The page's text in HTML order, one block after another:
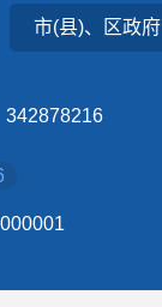
市(县)、区政府
342878216